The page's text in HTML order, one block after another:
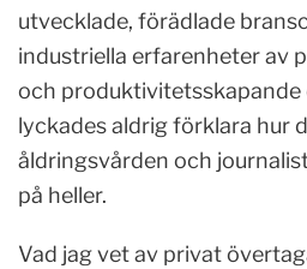
utvecklade, förädlade
industriella erfarenheter av
och produktivitetsskapande
lyckades aldrig förklara hur
åldringsvården och
på heller.
Vad jag vet av privat